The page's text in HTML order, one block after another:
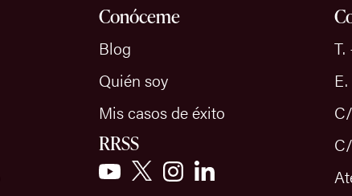
Conóceme
Blog
Quién soy
Mis casos de éxito
RRSS
T.